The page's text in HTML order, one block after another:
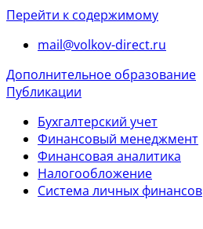
Перейти к содержимому
mail@volkov-direct.ru
Дополнительное образование
Публикации
Бухгалтерский учет
Финансовый менеджмент
Финансовая аналитика
Налогообложение
Система личных финансов